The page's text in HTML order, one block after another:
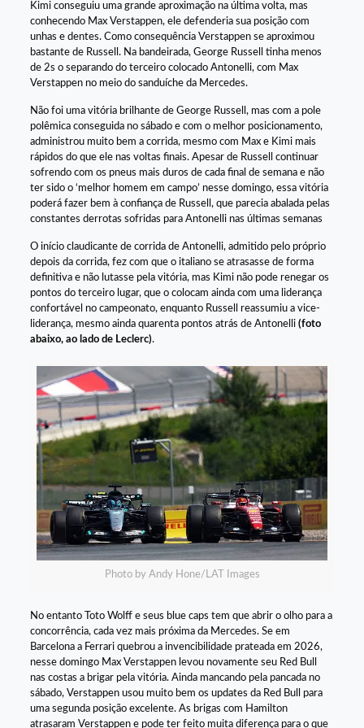
Kimi conseguiu uma grande aproximação na última volta, mas
conhecendo Max Verstappen, ele defenderia sua posição com
unhas e dentes. Como consequência Verstappen se aproximou
bastante de Russell. Na bandeirada, George Russell tinha menos
de 2s o separando do terceiro colocado Antonelli, com Max
Verstappen no meio do sanduíche da Mercedes.
Não foi uma vitória brilhante de George Russell, mas com a pole
polêmica conseguida no sábado e com o melhor posicionamento,
administrou muito bem a corrida, mesmo com Max e Kimi mais
rápidos do que ele nas voltas finais. Apesar de Russell continuar
sofrendo com os pneus mais duros de cada final de semana e não
ter sido o ‘melhor homem em campo’ nesse domingo, essa vitória
poderá fazer bem à confiança de Russell, que parecia abalada pelas
constantes derrotas sofridas para Antonelli nas últimas semanas
O início claudicante de corrida de Antonelli, admitido pelo próprio
depois da corrida, fez com que o italiano se atrasasse de forma
definitiva e não lutasse pela vitória, mas Kimi não pode renegar os
pontos do terceiro lugar, que o colocam ainda com uma liderança
confortável no campeonato, enquanto Russell reassumiu a vice-
liderança, mesmo ainda quarenta pontos atrás de Antonelli (foto
abaixo, ao lado de Leclerc).
Photo by Andy Hone/LAT Images
No entanto Toto Wolff e seus blue caps tem que abrir o olho para a
concorrência, cada vez mais próxima da Mercedes. Se em
Barcelona a Ferrari quebrou a invencibilidade prateada em 2026,
nesse domingo Max Verstappen levou novamente seu Red Bull
nas costas a brigar pela vitória. Ainda mancando pela pancada no
sábado, Verstappen usou muito bem os updates da Red Bull para
uma segunda posição excelente. As brigas com Hamilton
atrasaram Verstappen e pode ter feito muita diferença para o que